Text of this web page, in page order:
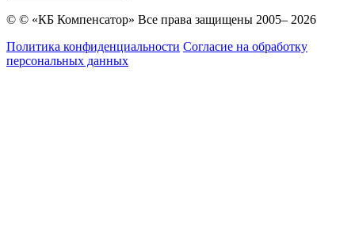
© © «КБ Компенсатор» Все права защищены 2005– 2026
Политика конфиденциальности Согласие на обработку
персональных данных